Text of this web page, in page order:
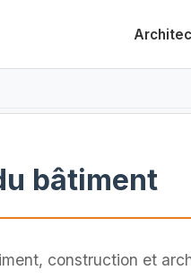
bâtiment
construction et